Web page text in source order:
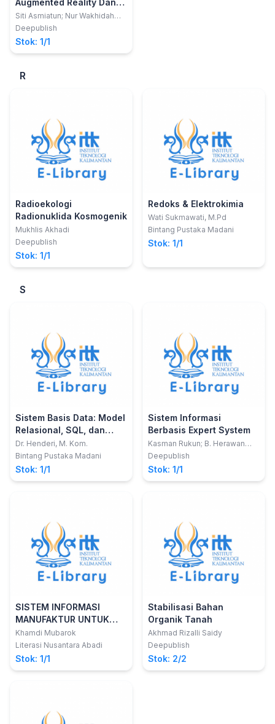
Augmented Reality Dan
GPS Tracking Untuk
Deteksi Jalan Rusak
Siti Asmiatun; Nur Wakhidah
dan Astrid Novita Putri
Deepublish
Stok: 1/1
R
Radioekologi
Radionuklida Kosmogenik
Mukhlis Akhadi
Deepublish
Stok: 1/1
Redoks & Elektrokimia
Wati Sukmawati, M.Pd
Bintang Pustaka Madani
Stok: 1/1
S
Sistem Basis Data: Model
Relasional, SQL, dan
Object Oriented
Database
Dr. Henderi, M. Kom.
Bintang Pustaka Madani
Stok: 1/1
Sistem Informasi
Berbasis Expert System
Kasman Rukun; B. Herawan
Hayadi
Deepublish
Stok: 1/1
SISTEM INFORMASI
MANUFAKTUR UNTUK
TEKNIK MESIN DAN
TEKNIK MANUFAKTUR
Khamdi Mubarok
Literasi Nusantara Abadi
Stok: 1/1
Stabilisasi Bahan
Organik Tanah
Akhmad Rizalli Saidy
Deepublish
Stok: 2/2